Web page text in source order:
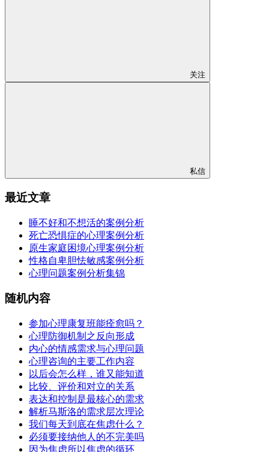
关注
私信
最近文章
睡不好和不想活的案例分析
死亡恐惧症的心理案例分析
原生家庭困境心理案例分析
性格自卑胆怯敏感案例分析
心理问题案例分析集锦
随机内容
参加心理康复班能痊愈吗？
心理防御机制之反向形成
内心的情感需求与心理问题
心理咨询的主要工作内容
以后会怎么样，谁又能知道
比较、评价和对立的关系
表达和控制是最核心的需求
解析马斯洛的需求层次理论
我们每天到底在焦虑什么？
必须要接纳他人的不完美吗
因为焦虑所以焦虑的循环